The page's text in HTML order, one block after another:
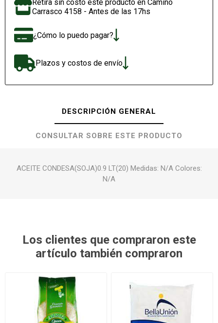
Retira sin costo este producto en Camino
Carrasco 4158 - Antes de las 17hs
¿Cómo lo puedo pagar?
Plazos y costos de envío
DESCRIPCIÓN GENERAL
CONSULTAR SOBRE ESTE PRODUCTO
ACEITE CONDESA(SOJA)0.9 LT(20) Medidas: N/A Colores:
N/A
Los clientes que compraron este
artículo también compraron